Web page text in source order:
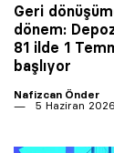
Geri
dönem:
81 ilde 1
başlıyor
Nafizcan Önder
5 Haziran 2026